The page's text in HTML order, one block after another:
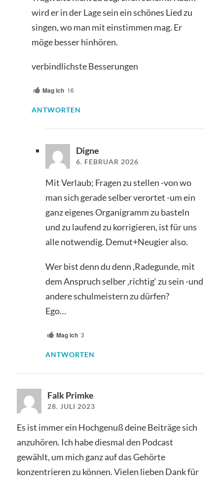
wird er in der Lage sein ein schönes Lied zu
singen, wo man mit einstimmen mag. Er
möge besser hinhören.
verbindlichste Besserungen
Mag ich 16
ANTWORTEN
Digne
6. FEBRUAR 2026
Mit Verlaub; Fragen zu stellen -von wo
man sich gerade selber verortet -um ein
ganz eigenes Organigramm zu basteln
und zu laufend zu korrigieren, ist für uns
alle notwendig. Demut+Neugier also.
Wer bist denn du denn ,Radegunde, mit
dem Anspruch selber ‚richtig‘ zu sein -und
andere schulmeistern zu dürfen?
Ego…
Mag ich 3
ANTWORTEN
Falk Primke
28. JULI 2023
Es ist immer ein Hochgenuß deine Beiträge sich
anzuhören. Ich habe diesmal den Podcast
gewählt, um mich ganz auf das Gehörte
konzentrieren zu können. Vielen lieben Dank für